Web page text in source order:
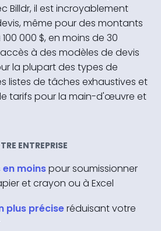
Billdr, il est incroyablement
même pour des montants
000 $, en moins de 30
à des modèles de devis
la plupart des types de
listes de tâches exhaustives et
tarifs pour la main-d'œuvre et
ENTREPRISE
en moinspour soumissionner
et crayon ou à Excel
plus préciseréduisant votre